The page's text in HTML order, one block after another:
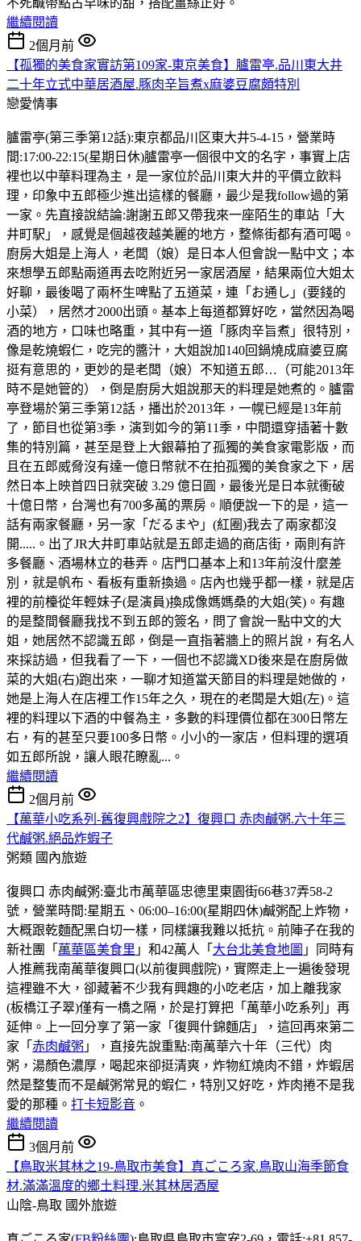
繼續閱讀
2個月前
【孤獨的美食家實訪第109家-東京美食】臚雷亭.品川東大井
二十年立式中華居酒屋.豚肉辛旨煮x麻婆豆腐頗特別
戀愛情事
臚雷亭(第三季第12話):東京都品川区東大井5-4-15，營業時
間:17:00-22:15(星期日休)臚雷亭一個很中文的名字，事實上店
裡也以中華料理為主，是一家位於品川東大井的平價立飲料
理，印象中五郎極少進出這樣的餐廳，最少是我follow過的第
一家。先直接說結論:謝謝五郎又帶我來一座陌生的車站「大
井町駅」，感覺是個越夜越美麗的地方，整條街都有酒可喝。
廚房大姐是上海人，老闆（娘）是日本人但會說一點中文；本
來想學五郎點兩道再去吃附近另一家居酒屋，結果兩位大姐太
好聊，最後喝了兩杯生啤點了五道菜，連「お通し」(要錢的
小菜），居然才2000出頭。基本上每道都算好吃，當然因為喝
酒的地方，口味也略重，其中有一道「豚肉辛旨煮」很特別，
像是乾燒蝦仁，吃完的醬汁，大姐說加140回鍋燒成麻婆豆腐
挺有意思的，更妙的是老闆（娘）不知道五郎…（可能2013年
時不是她管的），倒是廚房大姐說那天的料理是她煮的。臚雷
亭登場於第三季第12話，播出於2013年，一幌已經是13年前
了，節目也從第3季，演到如今的第11季，中間還穿插著十數
集的特別篇，甚至是登上大銀幕拍了孤獨的美食家電影版，而
且在五郎威脅沒有達一億日幣就不在拍孤獨的美食家之下，居
然日本上映首四日就突破 3.29 億日圓，最後光是日本就衝破
十億日幣，台灣也有700多萬的票房。順便說一下的是，這一
話有兩家餐廳，另一家「だるまや」(紅圈)我去了兩家都沒
開.....。出了JR大井町車站就是五郎走過的商店街，兩則有許
多餐廳、酒場林立的巷弄。店門口基本上和13年前沒什麼差
別，就是帆布、看板有重新換過。店內也幾乎都一樣，就是店
裡的前檯從年輕妹子(是演員)換成像媽媽桑的大姐(笑)。有趣
的是整間餐廳我找不到五郎的簽名，問了會說一點中文的大
姐，她居然不認識五郎，倒是一直指著牆上的照片說，有名人
來採訪過，但我看了一下，一個也不認識XD後來是在廚房做
菜的大姐(右)跑出來，一聊才知道當天節目的料理是她做的，
她是上海人在店裡工作15年之久，現在的老闆是大姐(左)。這
裡的料理以下酒的中餐為主，多數的料理價位都在300日幣左
右，有的甚至只要100多日幣。小小的一家店，但料理的選項
如五郎所說，讓人眼花瞭亂...。
繼續閱讀
2個月前
【萬華小吃系列-舊復興戲院之2】復興口 赤肉鹹粥.六十年三
代鹹粥.絕品炸蝦子
粥類 國內旅遊
復興口 赤肉鹹粥:臺北市萬華區忠德里東園街66巷37弄58-2
號，營業時間:星期五、06:00–16:00(星期四休)鹹粥配上炸物，
大概跟乾麵配黑白切一樣，同樣讓我難以抵抗。前陣子在我的
新社團「 萬華區美食里 」和42萬人「 大台北美食地圖 」同時有
人推薦我南萬華復興口(以前復興戲院)，實際走上一遍後發現
這裡雖不大，卻藏著不少我有興趣的小吃老店，加上離我家
(板橋江子翠)僅有一橋之隔，於是打算把「萬華小吃系列」再
延伸。上一回分享了第一家「復興什錦麵店」，這回再來第二
家「 赤肉鹹粥 」，直接先說重點:南萬華六十年（三代）肉
粥，湯顏色濃厚，喝起來卻挺清爽，炸物紅燒肉不錯，炸蝦居
然是整隻而不是鹹粥常見的蝦仁，特別又好吃，炸肉捲不是我
愛的那種。 打卡短影音 。
繼續閱讀
3個月前
【鳥取米其林之19-鳥取市美食】真ごころ家.鳥取山海季節食
材.滿滿溫度的鄉土料理.米其林居酒屋
山陰-鳥取 國外旅遊